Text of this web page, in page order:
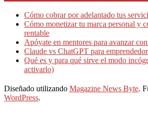
Cómo cobrar por adelantado tus
Cómo monetizar tu marca personal y
rentable
Apóyate en mentores para avanzar
Claude vs ChatGPT para
Qué es y para qué sirve el modo
activarlo)
Diseñado utilizando Magazine News Byte.
WordPress.